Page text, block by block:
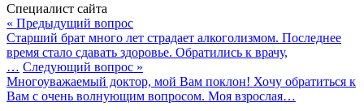
Специалист сайта
« Предыдущий вопрос
Старший брат много лет страдает алкоголизмом. Последнее
время стало сдавать здоровье. Обратились к врачу,
… Следующий вопрос »
Многоуважаемый доктор, мой Вам поклон! Хочу обратиться к
Вам с очень волнующим вопросом. Моя взрослая…